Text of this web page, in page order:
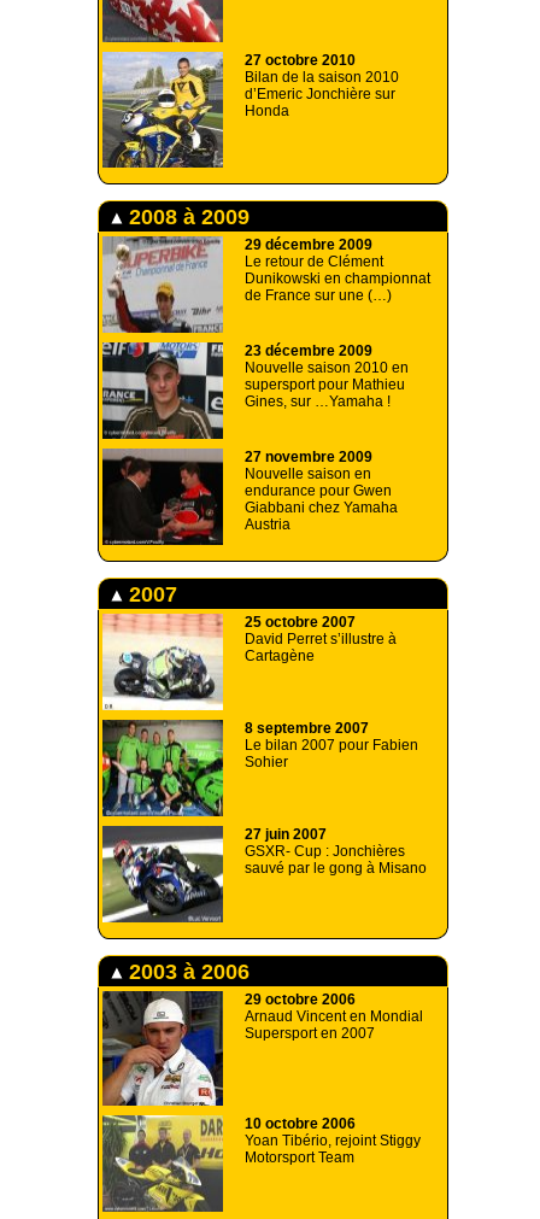
27 octobre 2010
Bilan de la saison 2010
d’Emeric Jonchière sur
Honda
2008 à 2009
29 décembre 2009
Le retour de Clément
Dunikowski en championnat
de France sur une (…)
23 décembre 2009
Nouvelle saison 2010 en
supersport pour Mathieu
Gines, sur …Yamaha !
27 novembre 2009
Nouvelle saison en
endurance pour Gwen
Giabbani chez Yamaha
Austria
2007
25 octobre 2007
David Perret s’illustre à
Cartagène
8 septembre 2007
Le bilan 2007 pour Fabien
Sohier
27 juin 2007
GSXR- Cup : Jonchières
sauvé par le gong à Misano
2003 à 2006
29 octobre 2006
Arnaud Vincent en Mondial
Supersport en 2007
10 octobre 2006
Yoan Tibério, rejoint Stiggy
Motorsport Team